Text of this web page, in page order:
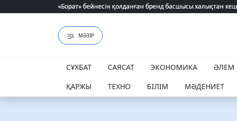
«Борат» бейнесін қолданған бренд басшысы халықтан
«Борат» бейнесін қолданған бренд басшысы халықтан
МӘЗІР
СҰХБАТ САЯСАТ ЭКОНОМИКА ӘЛЕМ
ҚАРЖЫ
ТЕХНО БІЛІМ МӘДЕНИЕТ